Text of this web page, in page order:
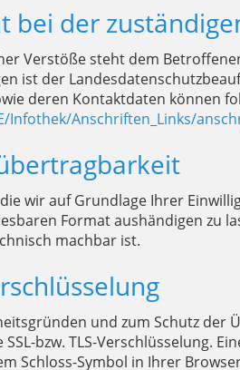
bei der
Verstöße steht dem
ist der
deren Kontaktdaten können
Infothek/Anschriften_Links/
wir auf Grundlage Ihrer
Format aushändigen zu
machbar ist.
und zum Schutz
bzw. TLS-Verschlüsselung.
Schloss-Symbol in Ihrer